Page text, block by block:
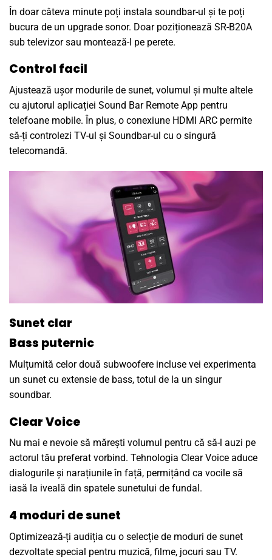
În doar câteva minute poți instala soundbar-ul și te poți
bucura de un upgrade sonor. Doar poziționează SR-B20A
sub televizor sau montează-l pe perete.
Control facil
Ajustează ușor modurile de sunet, volumul și multe altele
cu ajutorul aplicației Sound Bar Remote App pentru
telefoane mobile. În plus, o conexiune HDMI ARC permite
să-ți controlezi TV-ul și Soundbar-ul cu o singură
telecomandă.
Sunet clar
Bass puternic
Mulțumită celor două subwoofere incluse vei experimenta
un sunet cu extensie de bass, totul de la un singur
soundbar.
Clear Voice
Nu mai e nevoie să mărești volumul pentru că să-l auzi pe
actorul tău preferat vorbind. Tehnologia Clear Voice aduce
dialogurile și narațiunile în față, permițând ca vocile să
iasă la iveală din spatele sunetului de fundal.
4 moduri de sunet
Optimizează-ți audiția cu o selecție de moduri de sunet
dezvoltate special pentru muzică, filme, jocuri sau TV.